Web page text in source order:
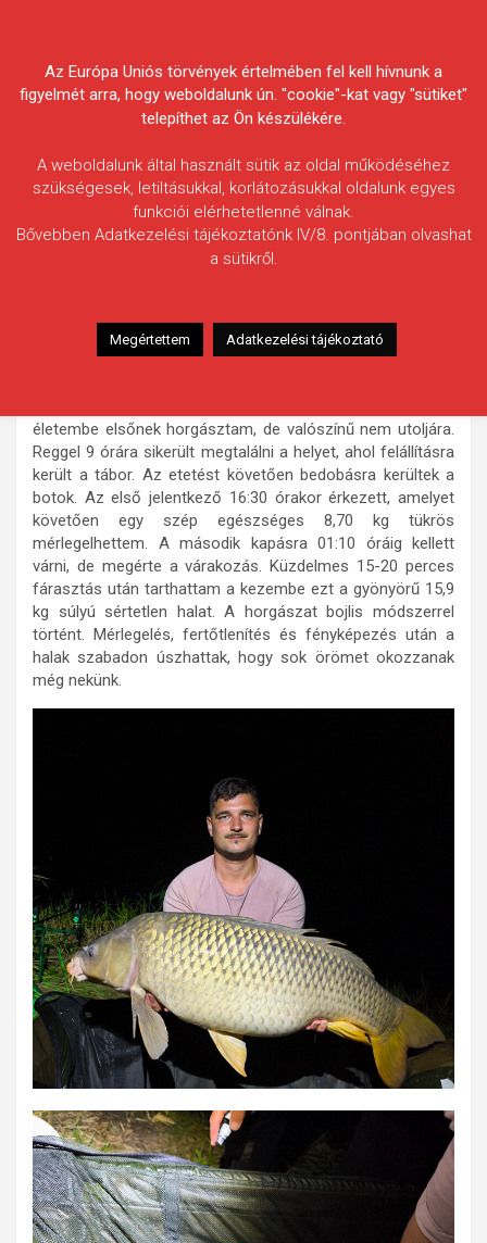
Egyesületek Szövetsége
Benczik Romulus
Halfaj: Ponty
Fogott hal adatai: 15,90 kg
életembe elsőnek horgásztam, de valószínű nem utoljára.
Reggel 9 órára sikerült megtalálni a helyet, ahol felállításra
került a tábor. Az etetést követően bedobásra kerültek a
botok. Az első jelentkező 16:30 órakor érkezett, amelyet
követően egy szép egészséges 8,70 kg tükrös
mérlegelhettem. A második kapásra 01:10 óráig kellett
várni, de megérte a várakozás. Küzdelmes 15-20 perces
fárasztás után tarthattam a kezembe ezt a gyönyörű 15,9
kg súlyú sértetlen halat. A horgászat bojlis módszerrel
történt. Mérlegelés, fertőtlenítés és fényképezés után a
halak szabadon úszhattak, hogy sok örömet okozzanak
még nekünk.
Az Európa Uniós törvények értelmében fel kell hívnunk a
figyelmét arra, hogy weboldalunk ún. "cookie"-kat vagy "sütiket"
telepíthet az Ön készülékére.
A weboldalunk által használt sütik az oldal működéséhez
szükségesek, letiltásukkal, korlátozásukkal oldalunk egyes
funkciói elérhetetlenné válnak.
Bővebben Adatkezelési tájékoztatónk IV/8. pontjában olvashat
a sütikről.
Megértettem Adatkezelési tájékoztató